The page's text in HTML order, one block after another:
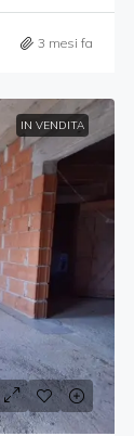
3 mesi fa
IN VENDITA